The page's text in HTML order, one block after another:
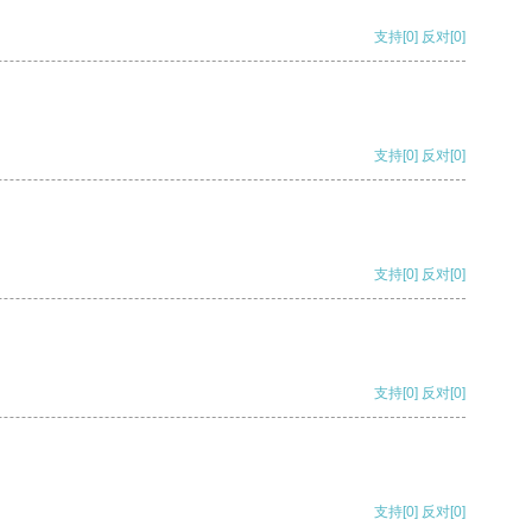
支持[0] 反对[0]
支持[0] 反对[0]
支持[0] 反对[0]
支持[0] 反对[0]
支持[0] 反对[0]